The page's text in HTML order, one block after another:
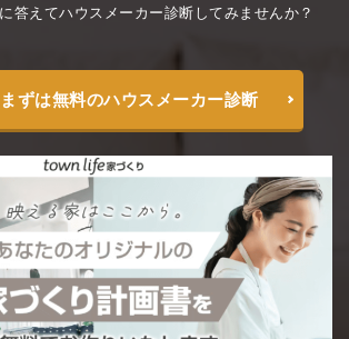
答えてハウスメーカー診断してみませんか？
まずは無料のハウスメーカー診断